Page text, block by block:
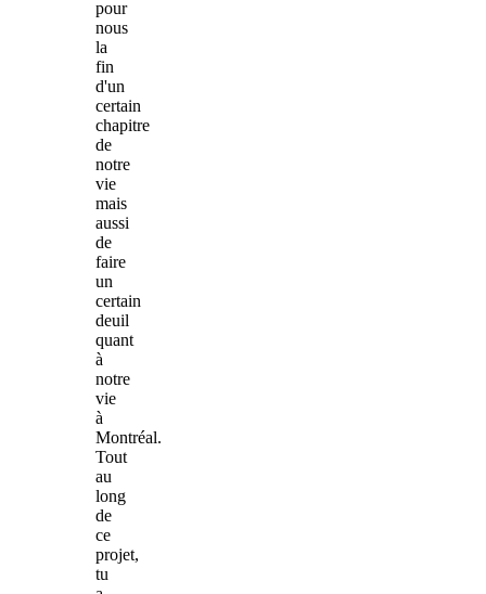
pour
nous
la
fin
d'un
certain
chapitre
de
notre
vie
mais
aussi
de
faire
un
certain
deuil
quant
à
notre
vie
à
Montréal.
Tout
au
long
de
ce
projet,
tu